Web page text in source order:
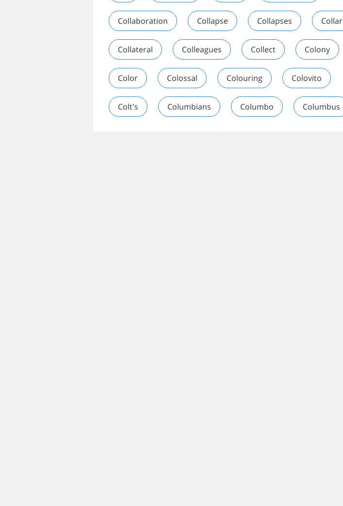
Collaboration Collapse Collapses Collar
Collateral Colleagues Collect Colony
Color Colossal Colouring Colovito
Colt's Columbians Columbo Columbus